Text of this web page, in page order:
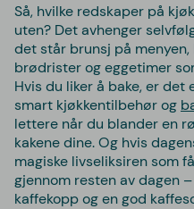
Så, hvilke redskaper på
uten? Det avhenger
det står brunsj på
brødrister og eggetimer
Hvis du liker å bake, er
smart kjøkkentilbehør og
lettere når du blander en
kakene dine. Og hvis
magiske livseliksiren som
gjennom resten av dagen
kaffekopp og en god